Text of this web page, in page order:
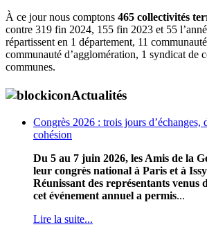
À ce jour nous comptons 465 collectivités
contre 319 fin 2024, 155 fin 2023 et 55
répartissent en 1 département, 11
communauté d’agglomération, 1 syndicat de
communes.
Actualités
Congrès 2026 : trois jours d’échanges,
cohésion
Du 5 au 7 juin 2026, les Amis de la
leur congrès national à Paris et à
Réunissant des représentants venus
cet événement annuel a permis...
Lire la suite...